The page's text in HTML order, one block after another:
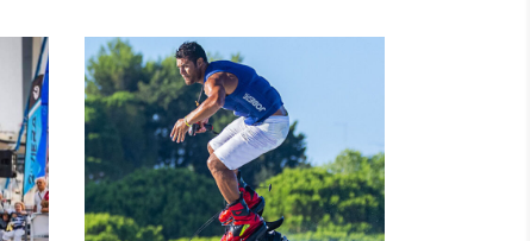
NOLEGGIO
MOTO
D’ACQUA